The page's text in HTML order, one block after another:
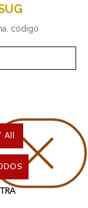
código